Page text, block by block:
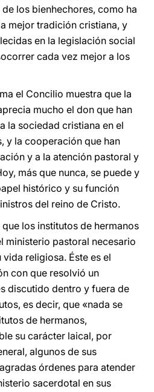
los bienhechores, como ha
mejor tradición cristiana, y
en la legislación social
cada vez mejor a los
el Concilio muestra que la
mucho el don que han
a la sociedad cristiana en el
y la cooperación que han
y a la atención pastoral y
más que nunca, se puede y
histórico y su función
del reino de Cristo.
los institutos de hermanos
ministerio pastoral necesario
religiosa. Éste es el
con que resolvió un
discutido dentro y fuera de
es decir, que «nada se
de hermanos,
su carácter laical, por
algunos de sus
órdenes para atender
sacerdotal en sus